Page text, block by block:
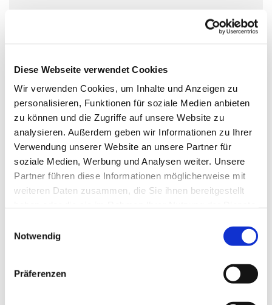
Diese Webseite verwendet Cookies
Wir verwenden Cookies, um Inhalte und Anzeigen zu
personalisieren, Funktionen für soziale Medien anbieten
zu können und die Zugriffe auf unsere Website zu
analysieren. Außerdem geben wir Informationen zu Ihrer
Verwendung unserer Website an unsere Partner für
soziale Medien, Werbung und Analysen weiter. Unsere
Partner führen diese Informationen möglicherweise mit
weiteren Daten zusammen, die Sie ihnen bereitgestellt
Notwendig
Präferenzen